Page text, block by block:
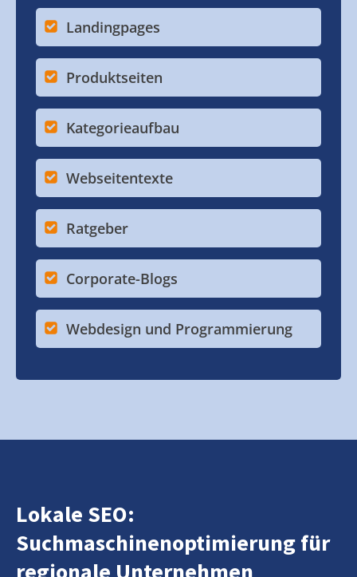
Landingpages
Produktseiten
Kategorieaufbau
Webseitentexte
Ratgeber
Corporate-Blogs
Webdesign und Programmierung
Lokale SEO:
Suchmaschinenoptimierung für